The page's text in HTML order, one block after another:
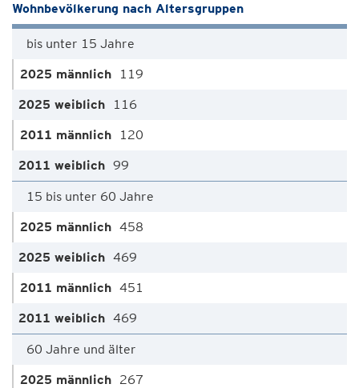
Wohnbevölkerung nach Altersgruppen
bis unter 15 Jahre
119
116
120
99
15 bis unter 60 Jahre
458
469
451
469
60 Jahre und älter
267